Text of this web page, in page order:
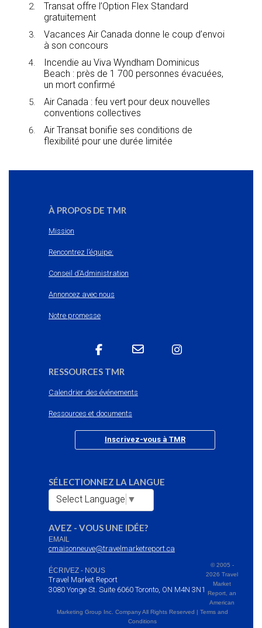
Transat offre l’Option Flex Standard
gratuitement
Vacances Air Canada donne le coup d’envoi
à son concours
Incendie au Viva Wyndham Dominicus
Beach : près de 1 700 personnes évacuées,
un mort confirmé
Air Canada : feu vert pour deux nouvelles
conventions collectives
Air Transat bonifie ses conditions de
flexibilité pour une durée limitée
À PROPOS DE TMR
Mission
Rencontrez l’équipe:
Conseil d’Administration
Annoncez avec nous
Notre promesse
RESSOURCES TMR
Calendrier des événements
Ressources et documents
Inscrivez-vous à TMR
SÉLECTIONNEZ LA LANGUE
Select Language ▼
AVEZ - VOUS UNE IDÉE?
EMAIL
cmaisonneuve@travelmarketreport.ca
ÉCRIVEZ - NOUS
Travel Market Report
3080 Yonge St. Suite 6060 Toronto, ON M4N 3N1
© 2005 -
2026 Travel
Market
Report, an
American
Marketing Group Inc. Company All Rights Reserved | Terms and
Conditions